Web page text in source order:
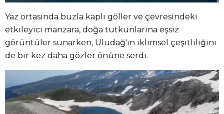
Yaz ortasında buzla kaplı göller ve çevresindeki
etkileyici manzara, doğa tutkunlarına eşsiz
görüntüler sunarken, Uludağ'ın iklimsel çeşitliliğini
de bir kez daha gözler önüne serdi.